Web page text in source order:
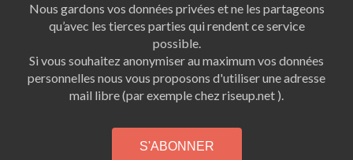
Nous gardons vos données privées et ne les partageons
qu’avec les tierces parties qui rendent ce service
possible.
Si vous souhaitez anonymiser au maximum vos données
personnelles nous vous proposons d'utiliser une adresse
mail libre (par exemple chez riseup.net ).